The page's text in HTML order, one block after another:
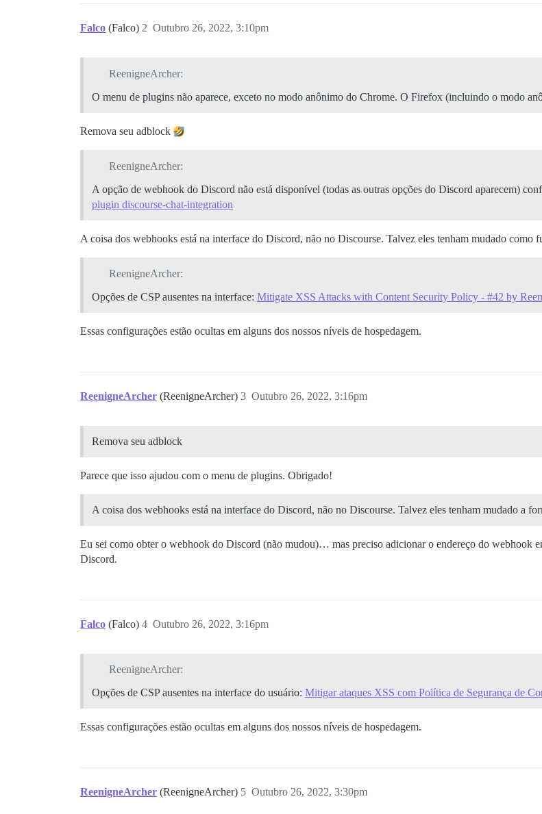
Falco (Falco) Outubro 26, 2022, 3:10pm
2
ReenigneArcher:
O menu de plugins não aparece, exceto no modo anônimo do Chrome. O Firefox (incluindo o modo
Remova seu adblock
ReenigneArcher:
A opção de webhook do Discord não está disponível (todas as outras opções do Discord aparecem)
plugin discourse-chat-integration
A coisa dos webhooks está na interface do Discord, não no Discourse. Talvez eles tenham mudado como
ReenigneArcher:
Opções de CSP ausentes na interface: Mitigate XSS Attacks with Content Security Policy - #42 by
Essas configurações estão ocultas em alguns dos nossos níveis de hospedagem.
ReenigneArcher (ReenigneArcher) Outubro 26, 2022, 3:16pm
3
Remova seu adblock
Parece que isso ajudou com o menu de plugins. Obrigado!
A coisa dos webhooks está na interface do Discord, não no Discourse. Talvez eles tenham mudado a
Eu sei como obter o webhook do Discord (não mudou)… mas preciso adicionar o endereço do webhook
Discord.
Falco (Falco) Outubro 26, 2022, 3:16pm
4
ReenigneArcher:
Opções de CSP ausentes na interface do usuário: Mitigar ataques XSS com Política de Segurança de
Essas configurações estão ocultas em alguns dos nossos níveis de hospedagem.
ReenigneArcher (ReenigneArcher) Outubro 26, 2022, 3:30pm
5